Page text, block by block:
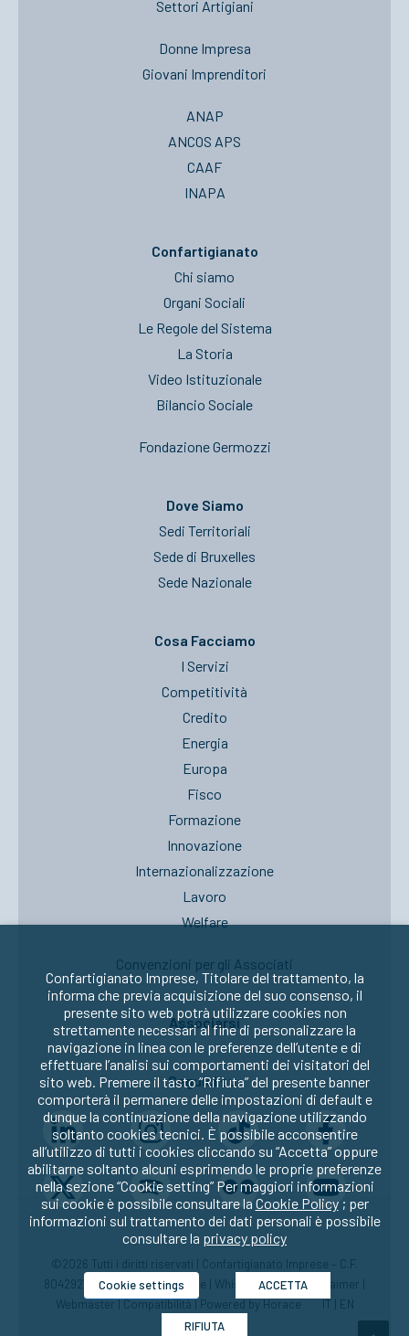
Settori Artigiani
Donne Impresa
Giovani Imprenditori
ANAP
ANCOS APS
CAAF
INAPA
Confartigianato
Chi siamo
Organi Sociali
Le Regole del Sistema
La Storia
Video Istituzionale
Bilancio Sociale
Fondazione Germozzi
Dove Siamo
Sedi Territoriali
Sede di Bruxelles
Sede Nazionale
Cosa Facciamo
I Servizi
Competitività
Credito
Energia
Europa
Fisco
Formazione
Innovazione
Internazionalizzazione
Lavoro
Welfare
Convenzioni per gli Associati
Associarsi
Seguici su:
©2026 Tutti i diritti riservati | Confartigianato Imprese – C.F.
80429270582 |Privacy|Cookie Whistleblowing|Disclaimer
Webmaster|Compatibilità| Powered by Horace IT EN
Confartigianato Imprese, Titolare del trattamento, la
informa che previa acquisizione del suo consenso, il
presente sito web potrà utilizzare cookies non
strettamente necessari al fine di personalizzare la
navigazione in linea con le preferenze dell’utente e di
effettuare l’analisi sui comportamenti dei visitatori del
sito web. Premere il tasto “Rifiuta” del presente banner
comporterà il permanere delle impostazioni di default e
dunque la continuazione della navigazione utilizzando
soltanto cookies tecnici. È possibile acconsentire
all’utilizzo di tutti i cookies cliccando su “Accetta” oppure
abilitarne soltanto alcuni esprimendo le proprie preferenze
nella sezione “Cookie setting” Per maggiori informazioni
sui cookie è possibile consultare la Cookie Policy; per
informazioni sul trattamento dei dati personali è possibile
consultare la privacy policy
Cookie settings ACCETTA
RIFIUTA